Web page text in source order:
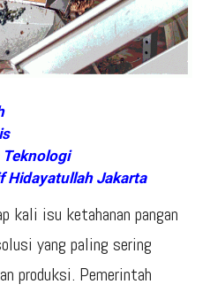
Jakarta
kali isu ketahanan pangan
yang paling sering
produksi. Pemerintah